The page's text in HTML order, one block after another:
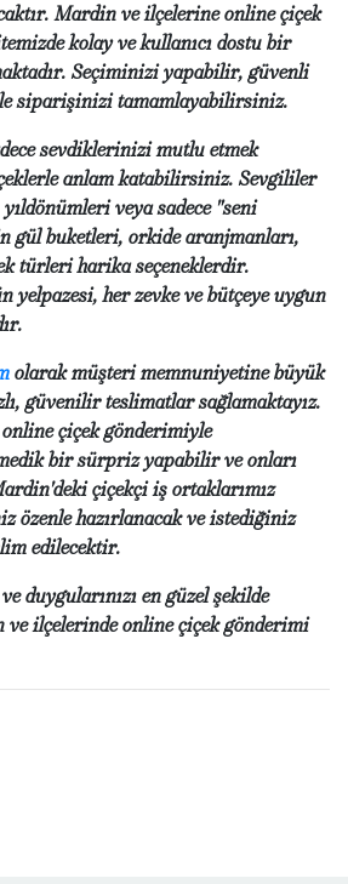
Mardin ve ilçelerine online çiçek
kolay ve kullanıcı dostu bir
Seçiminizi yapabilir, güvenli
siparişinizi tamamlayabilirsiniz.
sevdiklerinizi mutlu etmek
anlam katabilirsiniz. Sevgililer
veya sadece "seni
gül buketleri, orkide aranjmanları,
türleri harika seçeneklerdir.
yelpazesi, her zevke ve bütçeye uygun
olarak müşteri memnuniyetine büyük
güvenilir teslimatlar sağlamaktayız.
çiçek gönderimiyle
bir sürpriz yapabilir ve onları
çiçekçi iş ortaklarımız
özenle hazırlanacak ve istediğiniz
edilecektir.
duygularınızı en güzel şekilde
ilçelerinde online çiçek gönderimi